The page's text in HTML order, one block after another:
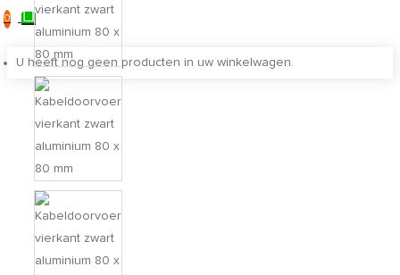
0
U heeft nog geen producten in uw winkelwagen.